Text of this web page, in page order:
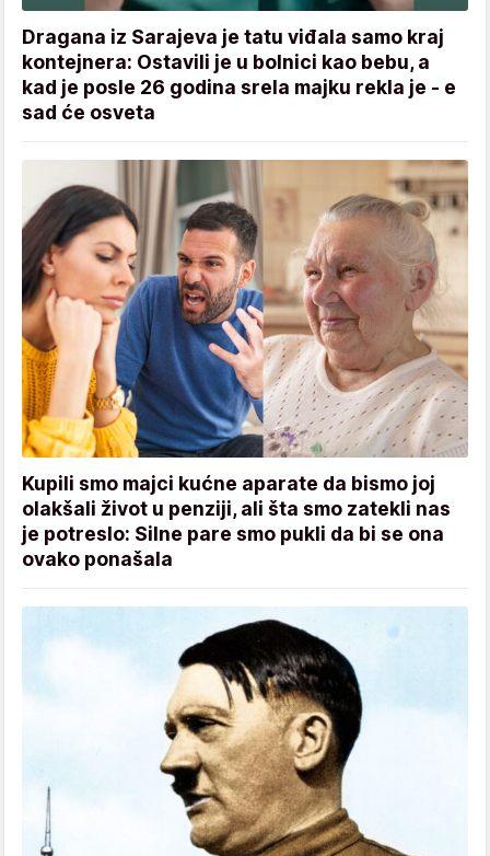
Dragana iz Sarajeva je tatu viđala samo kraj
kontejnera: Ostavili je u bolnici kao bebu, a
kad je posle 26 godina srela majku rekla je - e
sad će osveta
Kupili smo majci kućne aparate da bismo joj
olakšali život u penziji, ali šta smo zatekli nas
je potreslo: Silne pare smo pukli da bi se ona
ovako ponašala